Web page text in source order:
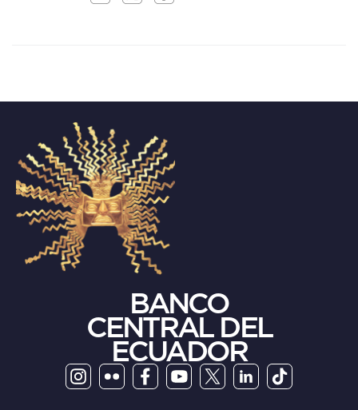
BANCO
CENTRAL DEL
ECUADOR